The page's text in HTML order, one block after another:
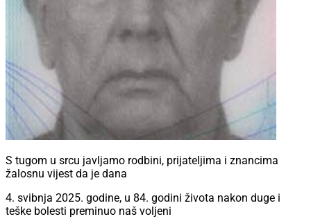
S tugom u srcu javljamo rodbini, prijateljima i znancima
žalosnu vijest da je dana
4. svibnja 2025. godine, u 84. godini života nakon duge i
teške bolesti preminuo naš voljeni